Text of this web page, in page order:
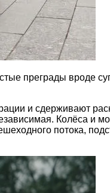
преграды вроде
и сдерживают
Колёса и
потока,